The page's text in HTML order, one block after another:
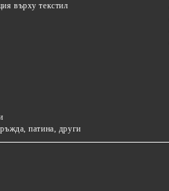
върху текстил
патина, други